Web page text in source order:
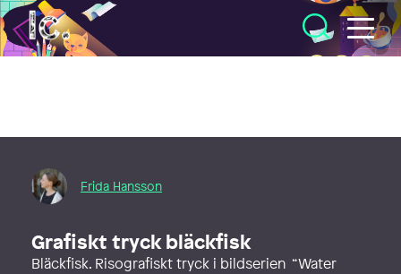
Illustratörcentrum
Frida Hansson
Grafiskt tryck bläckfisk
Bläckfisk. Risografiskt tryck i bildserien “Water